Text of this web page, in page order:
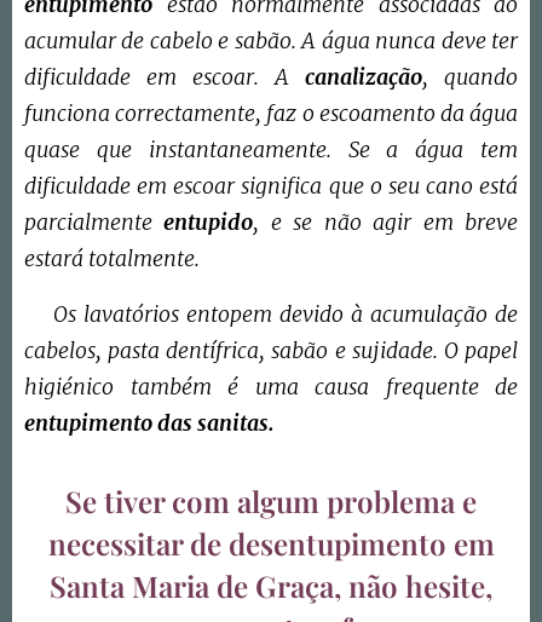
acumular de cabelo e sabão. A água nunca deve ter
dificuldade em escoar. A canalização, quando
funciona correctamente, faz o escoamento da água
quase que instantaneamente. Se a água tem
dificuldade em escoar significa que o seu cano está
parcialmenteentupido, e se não agir em breve
estará totalmente.
Os lavatórios entopem devido à acumulação de
cabelos, pasta dentífrica, sabão e sujidade. O papel
higiénico também é uma causa frequente de
entupimento das sanitas.
Se tiver com algum problema e
necessitar de desentupimento em
Santa Maria de Graça, não hesite,